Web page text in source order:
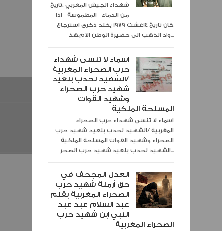
شهداء الجيش المغربي ،تاريخ
من الدماء المطموسة اذا
كان تاريخ 14غشت 1979 يخلد ذكرى استرجاع
واد الذهب الى حضيرة الوطن الام.هذ...
اسماء لا تنسى شهداء
حرب الصحراء المغربية
/الشهيد لحدب بلعيد
شهيد حرب الصحراء
وشهيد القوات
المسلحة الملكية
المغربية /الشهيد لحدب بلعيد شهيد حرب
الصحراء وشهيد القوات المسلحة الملكية
الشهيد لحدب بلعيد شهيد حرب الصحر...
العدل المجحف في
حق أرملة شهيد حرب
الصحراء المغربية بقلم
عبد السلام عبد عبد
النبي ابن شهيد حرب
الصحراء المغربية